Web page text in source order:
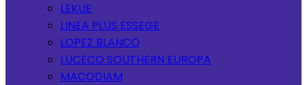
LEKUE
LINEA PLUS ESSEGE
LOPEZ BLANCO
LUCECO SOUTHERN EUROPA
MACODIAM